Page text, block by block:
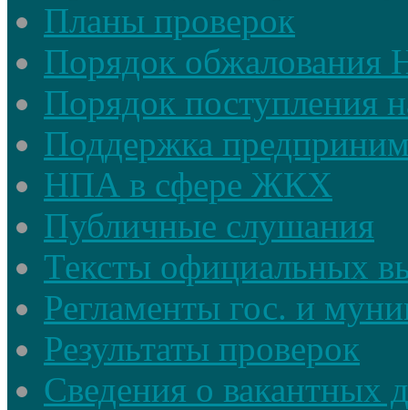
Планы проверок
Порядок
Порядок поступления
Поддержка
НПА в сфере ЖКХ
Публичные слушания
Тексты официальных
Регламенты гос. и
Результаты проверок
Сведения о вакантных